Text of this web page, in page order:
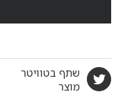
שתף בטוויטר
מוצר